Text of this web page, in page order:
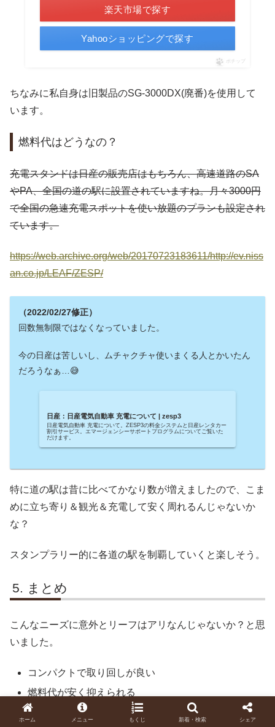
楽天市場で探す
Yahooショッピングで探す
ポチップ
ちなみに私自身は旧製品のSG-3000DX(廃番)を使用して
います。
燃料代はどうなの？
充電スタンドは日産の販売店はもちろん、高速道路のSA
やPA、全国の道の駅に設置されていますね。月々3000円
で全国の急速充電スポットを使い放題のプランも設定され
ています。
https://web.archive.org/web/20170723183611/http://ev.niss
an.co.jp/LEAF/ZESP/
（2022/02/27修正）
回数無制限ではなくなっていました。
今の日産は苦しいし、ムチャクチャ使いまくる人とかいたん
だろうなぁ…😅
日産：日産電気自動車 充電について | zesp3
日産電気自動車 充電について。ZESP3の料金システムと日産レンタカー
割引サービス。エマージェンシーサポートプログラムについてご覧いた
だけます。
特に道の駅は昔に比べてかなり数が増えましたので、こま
めに立ち寄り＆観光＆充電して安く周れるんじゃないか
な？
スタンプラリー的に各道の駅を制覇していくと楽しそう。
まとめ
こんなニーズに意外とリーフはアリなんじゃないか？と思
いました。
コンパクトで取り回しが良い
燃料代が安く抑えられる
下道を道の駅をラリーしながら車中泊一人旅
ホーム メニュー もくじ 新着・検索 シェア